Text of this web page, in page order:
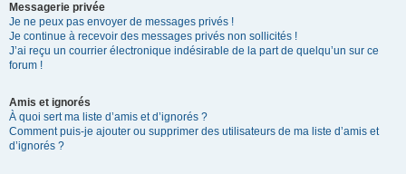
Messagerie privée
Je ne peux pas envoyer de messages privés !
Je continue à recevoir des messages privés non sollicités !
J’ai reçu un courrier électronique indésirable de la part de quelqu’un sur ce
forum !
Amis et ignorés
À quoi sert ma liste d’amis et d’ignorés ?
Comment puis-je ajouter ou supprimer des utilisateurs de ma liste d’amis et
d’ignorés ?